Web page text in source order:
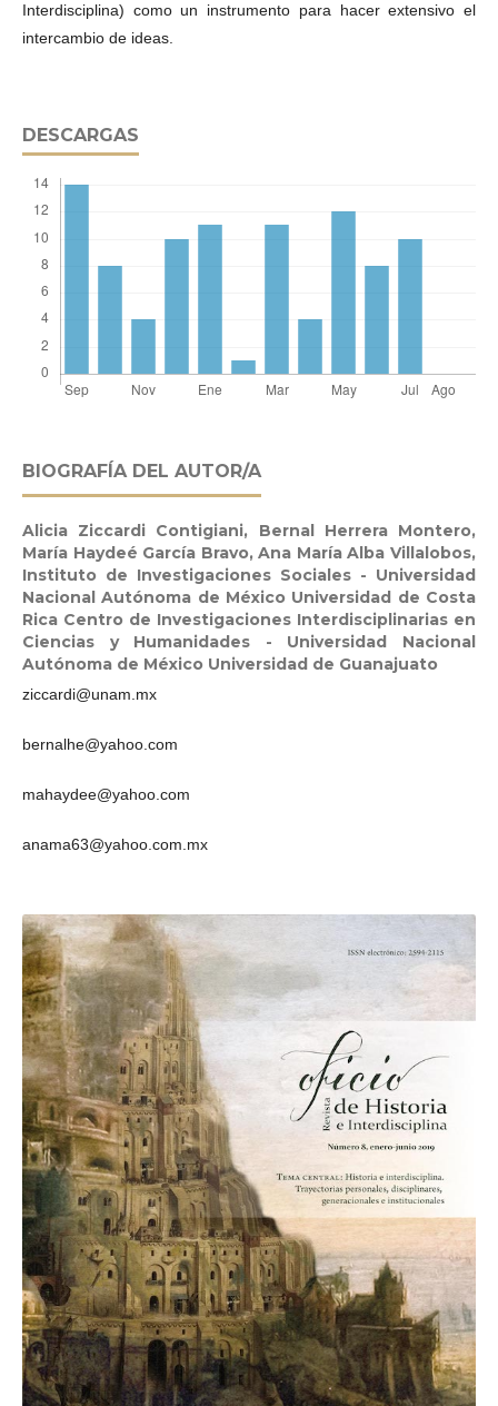
Interdisciplina) como un instrumento para hacer extensivo el
intercambio de ideas.
DESCARGAS
BIOGRAFÍA DEL AUTOR/A
Alicia Ziccardi Contigiani, Bernal Herrera Montero,
María Haydeé García Bravo, Ana María Alba Villalobos,
Instituto de Investigaciones Sociales - Universidad
Nacional Autónoma de México Universidad de Costa
Rica Centro de Investigaciones Interdisciplinarias en
Ciencias y Humanidades - Universidad Nacional
Autónoma de México Universidad de Guanajuato
ziccardi@unam.mx
bernalhe@yahoo.com
mahaydee@yahoo.com
anama63@yahoo.com.mx